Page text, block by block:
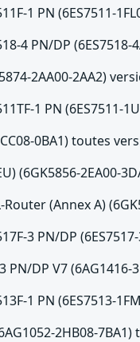
1 PN (6ES7511-
4 PN/DP
2AA00-2AA2)
1 PN
0BA1) toutes
(6GK5856-2EA00-
Router (Annex A)
3 PN/DP
PN/DP V7
1 PN (6ES7513-
2HB08-